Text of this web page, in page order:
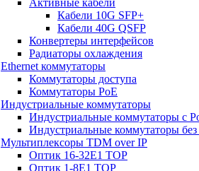
Активные кабели
Кабели 10G SFP+
Кабели 40G QSFP
Конвертеры интерфейсов
Радиаторы охлаждения
Ethernet коммутаторы
Коммутаторы доступа
Коммутаторы PoE
Индустриальные коммутаторы
Индустриальные коммутаторы с
Индустриальные коммутаторы без
Мультиплексоры TDM over IP
Оптик 16-32E1 TOP
Оптик 1-8E1 TOP